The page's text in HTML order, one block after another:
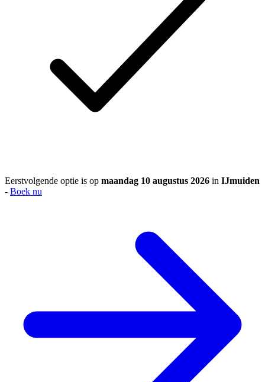
Eerstvolgende optie is op maandag 10 augustus 2026 in IJmuiden
- Boek nu